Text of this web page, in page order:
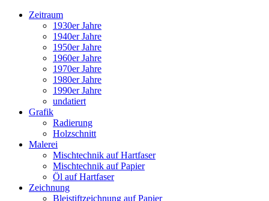
Zeitraum
1930er Jahre
1940er Jahre
1950er Jahre
1960er Jahre
1970er Jahre
1980er Jahre
1990er Jahre
undatiert
Grafik
Radierung
Holzschnitt
Malerei
Mischtechnik auf Hartfaser
Mischtechnik auf Papier
Öl auf Hartfaser
Zeichnung
Bleistiftzeichnung auf Papier